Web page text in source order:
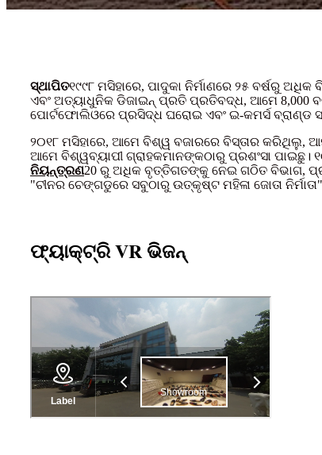
ସ୍ଥାପିତ୧୯୯୮ ମସିହାରେ, ପାଦୁକା ନିର୍ମାଣରେ ୨୫ ବର୍ଷରୁ
ଏବଂ ଅତ୍ୟାଧୁନିକ ଡିଜାଇନ୍ ପ୍ରତି ପ୍ରତିବଦ୍ଧ, ଆମେ 8,000
ପୋର୍ଟଫୋଲିଓରେ ପ୍ରସିଦ୍ଧ ଘରୋଇ ଏବଂ ଇ-କମର୍ସ ବ୍ରାଣ୍ଡ
୨୦୧୮ ମସିହାରେ, ଆମେ ବିଶ୍ୱ ବଜାରରେ ବିସ୍ତାର କରିଥିଲୁ,
ଆମେ ବିଶ୍ୱବ୍ୟାପୀ ଗ୍ରାହକମାନଙ୍କଠାରୁ ପ୍ରଶଂସା
ନିୟନ୍ତ୍ରଣ20 ରୁ ଅଧିକ ବୃତ୍ତିଗତଙ୍କୁ ନେଇ ଗଠିତ ବିଭାଗ,
"ଚୀନର ଚେଙ୍ଗଡୁରେ ସବୁଠାରୁ ଉତ୍କୃଷ୍ଟ ମହିଳା ଜୋତା
ଫ୍ୟାକ୍ଟ୍ରି VR ଭିଜନ୍